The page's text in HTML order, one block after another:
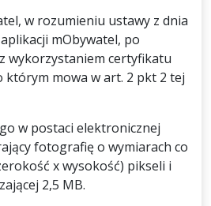
w rozumieniu ustawy z dnia
mObywatel, po
wykorzystaniem certyfikatu
którym mowa w art. 2 pkt 2 tej
w postaci elektronicznej
fotografię o wymiarach co
x wysokość) pikseli i
2,5 MB.